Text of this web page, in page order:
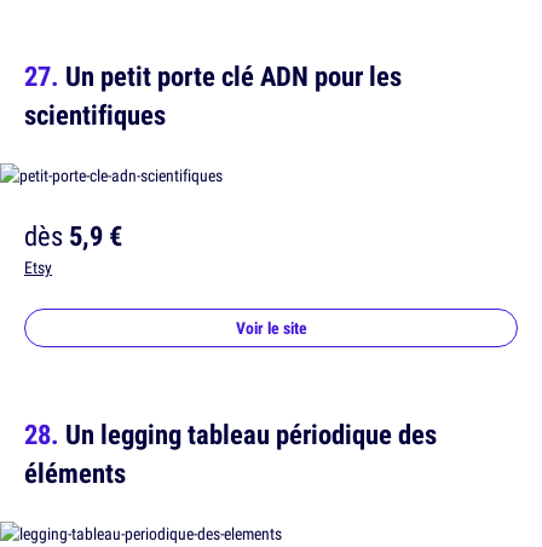
Un petit porte clé ADN pour les
scientifiques
dès5,9 €
Etsy
Voir le site
Un legging tableau périodique des
éléments